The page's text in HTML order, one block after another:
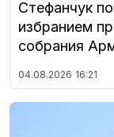
Стефанчук
избранием
собрания
04.08.2026 16:21